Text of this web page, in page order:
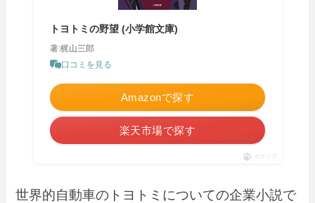
トヨトミの野望 (小学館文庫)
著:梶山三郎
口コミを見る
Amazonで探す
楽天市場で探す
ポチップ
世界的自動車のトヨトミについての企業小説で